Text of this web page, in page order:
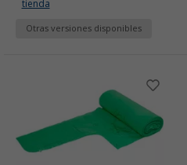
tienda
Otras versiones disponibles